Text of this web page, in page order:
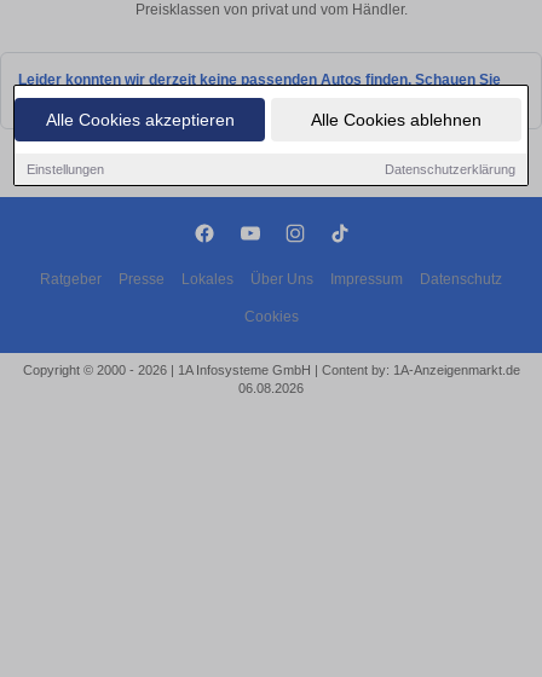
Alle Cookies akzeptieren Alle Cookies ablehnen
Einstellungen Datenschutzerklärung
Preisklassen von privat und vom Händler.
Leider konnten wir derzeit keine passenden Autos finden. Schauen Sie
bald wieder vorbei!
Ratgeber Presse Lokales Über Uns Impressum Datenschutz
Cookies
Copyright © 2000 - 2026 | 1A Infosysteme GmbH | Content by: 1A-Anzeigenmarkt.de
06.08.2026